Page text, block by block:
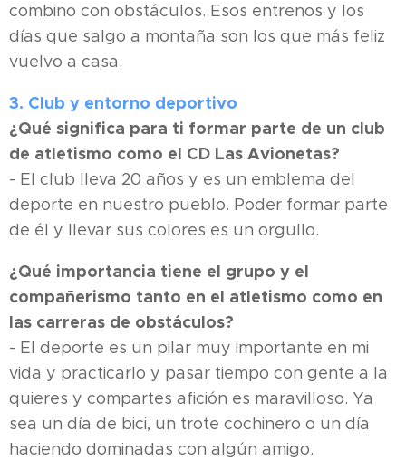
combino con obstáculos. Esos entrenos y los
días que salgo a montaña son los que más feliz
vuelvo a casa.
3. Club y entorno deportivo
¿Qué significa para ti formar parte de un club
de atletismo como el CD Las Avionetas?
- El club lleva 20 años y es un emblema del
deporte en nuestro pueblo. Poder formar parte
de él y llevar sus colores es un orgullo.
¿Qué importancia tiene el grupo y el
compañerismo tanto en el atletismo como en
las carreras de obstáculos?
- El deporte es un pilar muy importante en mi
vida y practicarlo y pasar tiempo con gente a la
quieres y compartes afición es maravilloso. Ya
sea un día de bici, un trote cochinero o un día
haciendo dominadas con algún amigo.